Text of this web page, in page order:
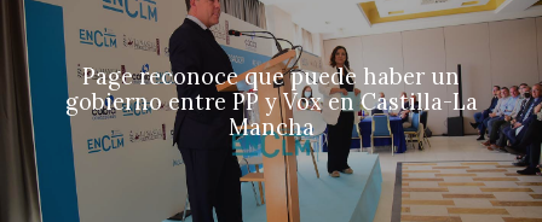
Page reconoce que puede haber un
gobierno entre PP y Vox en Castilla-La
Mancha